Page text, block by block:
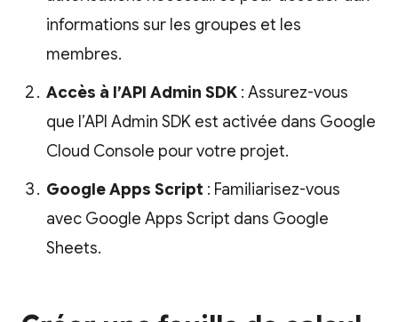
informations sur les groupes et les
membres.
Accès à l’API Admin SDK : Assurez-vous
que l’API Admin SDK est activée dans Google
Cloud Console pour votre projet.
Google Apps Script : Familiarisez-vous
avec Google Apps Script dans Google
Sheets.